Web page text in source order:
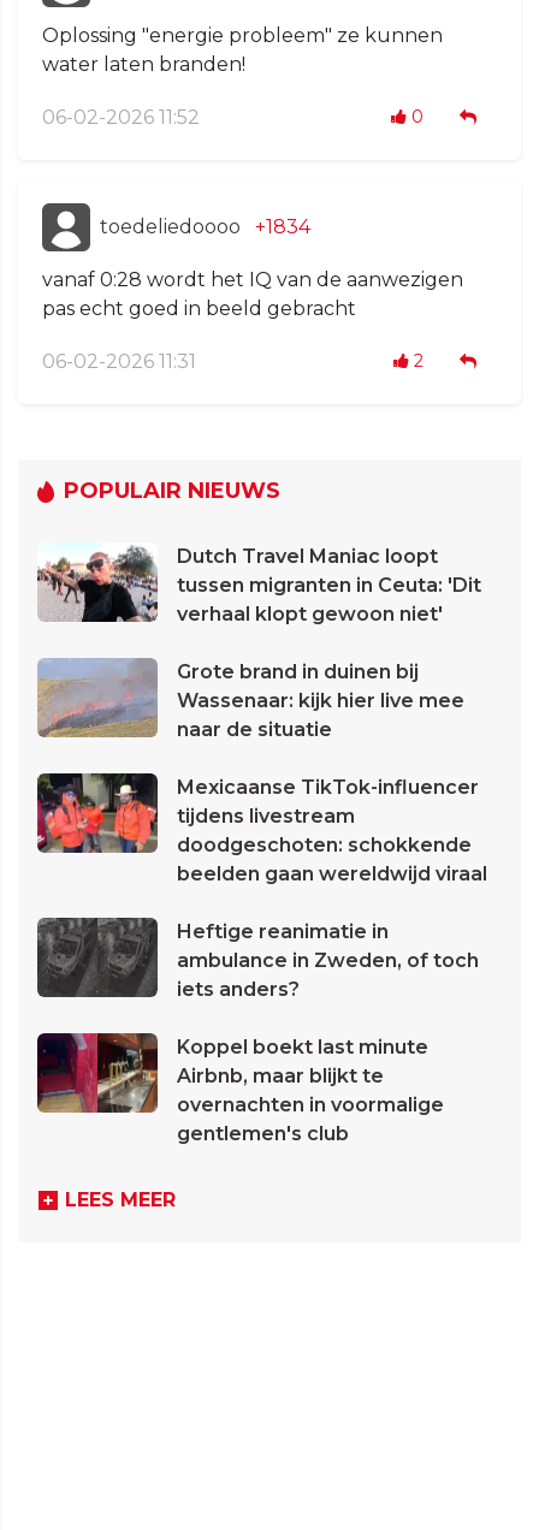
Oplossing "energie probleem" ze kunnen
water laten branden!
06-02-2026 11:52 0
toedeliedoooo +1834
vanaf 0:28 wordt het IQ van de aanwezigen
pas echt goed in beeld gebracht
06-02-2026 11:31 2
POPULAIR NIEUWS
Dutch Travel Maniac loopt
tussen migranten in Ceuta: 'Dit
verhaal klopt gewoon niet'
Grote brand in duinen bij
Wassenaar: kijk hier live mee
naar de situatie
Mexicaanse TikTok-influencer
tijdens livestream
doodgeschoten: schokkende
beelden gaan wereldwijd viraal
Heftige reanimatie in
ambulance in Zweden, of toch
iets anders?
Koppel boekt last minute
Airbnb, maar blijkt te
overnachten in voormalige
gentlemen's club
LEES MEER